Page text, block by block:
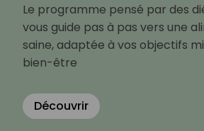
Le programme pensé par des
vous guide pas à pas vers une
saine, adaptée à vos objectifs
bien-être
Découvrir